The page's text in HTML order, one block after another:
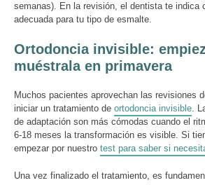
semanas). En la revisión, el dentista te indica
adecuada para tu tipo de esmalte.
Ortodoncia invisible:
muéstrala en primavera
Muchos pacientes aprovechan las revisiones
iniciar un tratamiento de ortodoncia invisible .
de adaptación son más cómodas cuando el
6-18 meses la transformación es visible. Si
empezar por nuestro test para saber si
Una vez finalizado el tratamiento, es